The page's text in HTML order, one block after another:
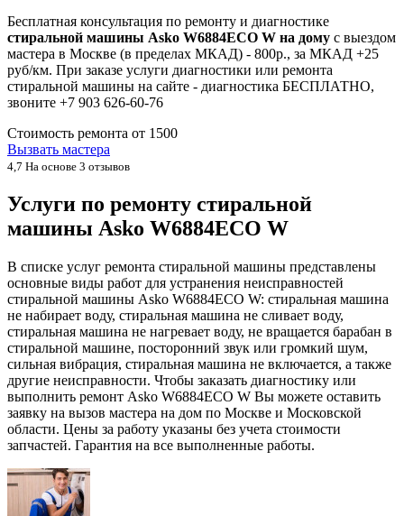
Бесплатная консультация по ремонту и диагностике
стиральной машины Asko W6884ECO W на дому с выездом
мастера в Москве (в пределах МКАД) - 800р., за МКАД +25
руб/км. При заказе услуги диагностики или ремонта
стиральной машины на сайте - диагностика БЕСПЛАТНО,
звоните +7 903 626-60-76
Стоимость ремонта от 1500
Вызвать мастера
4,7 На основе 3 отзывов
Услуги по ремонту стиральной
машины Asko W6884ECO W
В списке услуг ремонта стиральной машины представлены
основные виды работ для устранения неисправностей
стиральной машины Asko W6884ECO W: стиральная машина
не набирает воду, стиральная машина не сливает воду,
стиральная машина не нагревает воду, не вращается барабан в
стиральной машине, посторонний звук или громкий шум,
сильная вибрация, стиральная машина не включается, а также
другие неисправности. Чтобы заказать диагностику или
выполнить ремонт Asko W6884ECO W Вы можете оставить
заявку на вызов мастера на дом по Москве и Московской
области. Цены за работу указаны без учета стоимости
запчастей. Гарантия на все выполненные работы.